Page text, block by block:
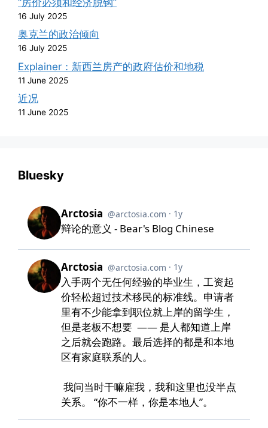
16 July 2025
奥克兰的政治倾向
16 July 2025
Explainer：新西兰房产的政府估价和地税
11 June 2025
近况
11 June 2025
Bluesky